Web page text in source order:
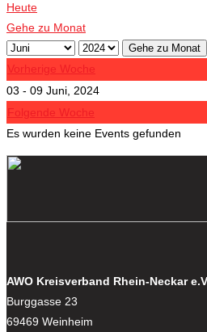
Heute
Gehe zu Monat
Gehe zu Monat
Vorherige Woche
03 - 09 Juni, 2024
Folgende Woche
Es wurden keine Events gefunden
AWO Kreisverband Rhein-Neckar
Burggasse 23
69469 Weinheim